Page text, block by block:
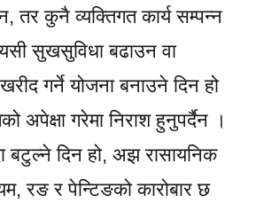
तर कुनै व्यक्तिगत कार्य सम्पन्न
सुखसुविधा बढाउन वा
गर्ने योजना बनाउने दिन हो
अपेक्षा गरेमा निराश हुनुपर्दैन ।
दिन हो, अझ रासायनिक
रङ र पेन्टिङको कारोबार छ